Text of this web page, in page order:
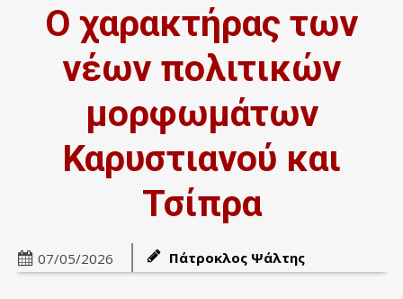
Ο χαρακτήρας των
νέων πολιτικών
μορφωμάτων
Καρυστιανού και
Τσίπρα
07/05/2026 Πάτροκλος Ψάλτης